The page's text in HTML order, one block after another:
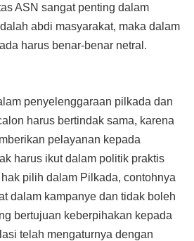
ASN sangat penting dalam
abdi masyarakat, maka dalam
harus benar-benar netral.
penyelenggaraan pilkada dan
harus bertindak sama, karena
pelayanan kepada
harus ikut dalam politik praktis
pilih dalam Pilkada, contohnya
dalam kampanye dan tidak boleh
bertujuan keberpihakan kepada
telah mengaturnya dengan